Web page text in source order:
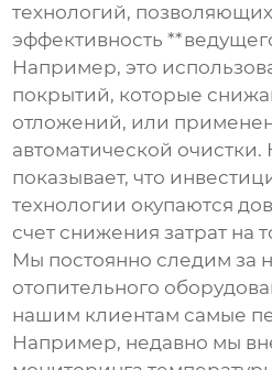
технологий,
эффективность
Например, это
покрытий, которые
отложений, или
автоматической
показывает, что
технологии окупаются
счет снижения затрат на
Мы постоянно следим за
отопительного
нашим клиентам самые
Например, недавно мы